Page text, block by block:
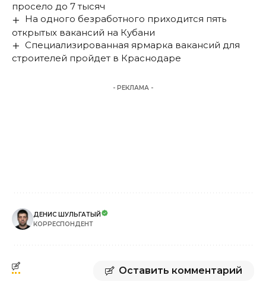
просело до 7 тысяч
На одного безработного приходится пять
открытых вакансий на Кубани
Специализированная ярмарка вакансий для
строителей пройдет в Краснодаре
- РЕКЛАМА -
ДЕНИС ШУЛЬГАТЫЙ
КОРРЕСПОНДЕНТ
Оставить комментарий